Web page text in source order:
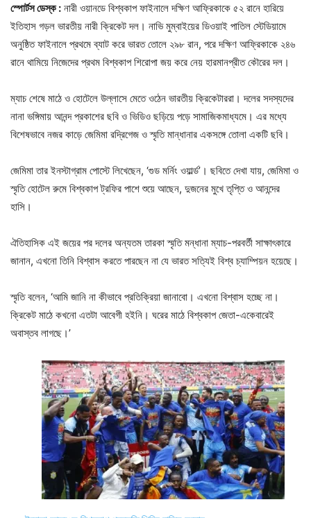
স্পোর্টস ডেস্ক : নারী ওয়ানডে বিশ্বকাপ ফাইনালে দক্ষিণ আফ্রিকাকে ৫২ রানে হারিয়ে
ইতিহাস গড়ল ভারতীয় নারী ক্রিকেট দল। নাভি মুম্বাইয়ের ডিওয়াই পাতিল স্টেডিয়ামে
অনুষ্ঠিত ফাইনালে প্রথমে ব্যাট করে ভারত তোলে ২৯৮ রান, পরে দক্ষিণ আফ্রিকাকে ২৪৬
রানে থামিয়ে নিজেদের প্রথম বিশ্বকাপ শিরোপা জয় করে নেয় হারমানপ্রীত কৌরের দল।
ম্যাচ শেষে মাঠে ও হোটেলে উল্লাসে মেতে ওঠেন ভারতীয় ক্রিকেটাররা। দলের সদস্যদের
নানা ভঙ্গিমায় আনন্দ প্রকাশের ছবি ও ভিডিও ছড়িয়ে পড়ে সামাজিকমাধ্যমে। এর মধ্যে
বিশেষভাবে নজর কাড়ে জেমিমা রদ্রিগেজ ও স্মৃতি মান্ধানার একসঙ্গে তোলা একটি ছবি।
জেমিমা তার ইনস্টাগ্রাম পোস্টে লিখেছেন, ‘গুড মর্নিং ওয়ার্ল্ড’। ছবিতে দেখা যায়, জেমিমা ও
স্মৃতি হোটেল রুমে বিশ্বকাপ ট্রফির পাশে শুয়ে আছেন, দুজনের মুখে তৃপ্তি ও আনন্দের
হাসি।
ঐতিহাসিক এই জয়ের পর দলের অন্যতম তারকা স্মৃতি মন্ধানা ম্যাচ-পরবর্তী সাক্ষাৎকারে
জানান, এখনো তিনি বিশ্বাস করতে পারছেন না যে ভারত সত্যিই বিশ্ব চ্যাম্পিয়ন হয়েছে।
স্মৃতি বলেন, ‘আমি জানি না কীভাবে প্রতিক্রিয়া জানাবো। এখনো বিশ্বাস হচ্ছে না।
ক্রিকেট মাঠে কখনো এতটা আবেগী হইনি। ঘরের মাঠে বিশ্বকাপ জেতা-একেবারেই
অবাস্তব লাগছে।’